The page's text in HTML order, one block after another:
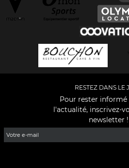
RESTEZ DANS LE
Pour rester
l'actualité, inscrivez-
newsletter !